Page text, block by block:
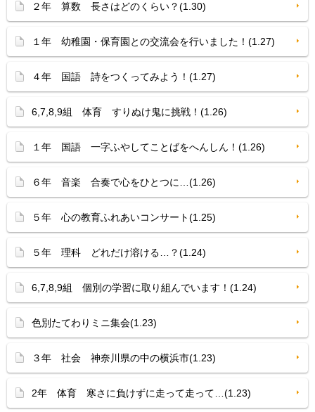
２年 算数 長さはどのくらい？(1.30)
１年 幼稚園・保育園との交流会を行いました！(1.27)
４年 国語 詩をつくってみよう！(1.27)
6,7,8,9組 体育 すりぬけ鬼に挑戦！(1.26)
１年 国語 一字ふやしてことばをへんしん！(1.26)
６年 音楽 合奏で心をひとつに…(1.26)
５年 心の教育ふれあいコンサート(1.25)
５年 理科 どれだけ溶ける…？(1.24)
6,7,8,9組 個別の学習に取り組んでいます！(1.24)
色別たてわりミニ集会(1.23)
３年 社会 神奈川県の中の横浜市(1.23)
2年 体育 寒さに負けずに走って走って…(1.23)